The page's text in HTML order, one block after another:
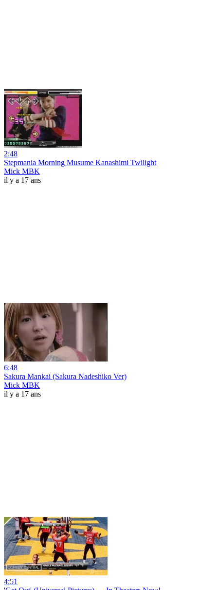
2:48
Stepmania Morning Musume Kanashimi Twilight
Mick MBK
il y a 17 ans
6:48
Sakura Mankai (Sakura Nadeshiko Ver)
Mick MBK
il y a 17 ans
4:51